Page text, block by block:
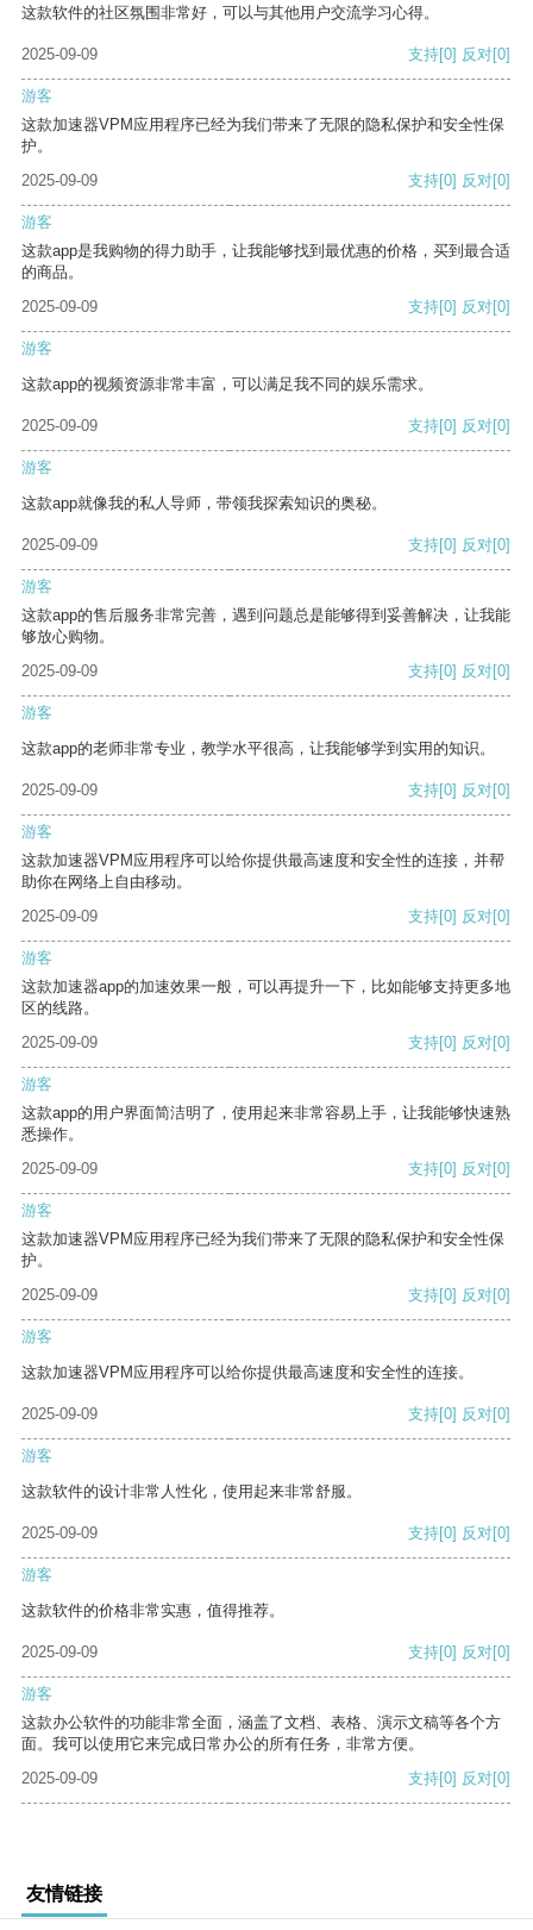
这款软件的社区氛围非常好，可以与其他用户交流学习心得。
2025-09-09 支持[0] 反对[0]
游客
这款加速器VPM应用程序已经为我们带来了无限的隐私保护和安全性保
护。
2025-09-09
支持[0] 反对[0]
游客
这款app是我购物的得力助手，让我能够找到最优惠的价格，买到最合适
的商品。
2025-09-09
支持[0] 反对[0]
游客
这款app的视频资源非常丰富，可以满足我不同的娱乐需求。
2025-09-09 支持[0] 反对[0]
游客
这款app就像我的私人导师，带领我探索知识的奥秘。
2025-09-09 支持[0] 反对[0]
游客
这款app的售后服务非常完善，遇到问题总是能够得到妥善解决，让我能
够放心购物。
2025-09-09
支持[0] 反对[0]
游客
这款app的老师非常专业，教学水平很高，让我能够学到实用的知识。
2025-09-09 支持[0] 反对[0]
游客
这款加速器VPM应用程序可以给你提供最高速度和安全性的连接，并帮
助你在网络上自由移动。
2025-09-09
支持[0] 反对[0]
游客
这款加速器app的加速效果一般，可以再提升一下，比如能够支持更多地
区的线路。
2025-09-09
支持[0] 反对[0]
游客
这款app的用户界面简洁明了，使用起来非常容易上手，让我能够快速熟
悉操作。
2025-09-09
支持[0] 反对[0]
游客
这款加速器VPM应用程序已经为我们带来了无限的隐私保护和安全性保
护。
2025-09-09
支持[0] 反对[0]
游客
这款加速器VPM应用程序可以给你提供最高速度和安全性的连接。
2025-09-09 支持[0] 反对[0]
游客
这款软件的设计非常人性化，使用起来非常舒服。
2025-09-09 支持[0] 反对[0]
游客
这款软件的价格非常实惠，值得推荐。
2025-09-09 支持[0] 反对[0]
游客
这款办公软件的功能非常全面，涵盖了文档、表格、演示文稿等各个方
面。我可以使用它来完成日常办公的所有任务，非常方便。
2025-09-09
支持[0] 反对[0]
友情链接